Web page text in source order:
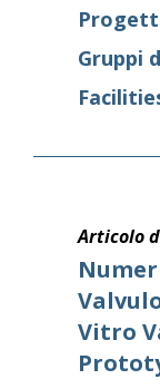
Gruppi
Articolo
Vitro